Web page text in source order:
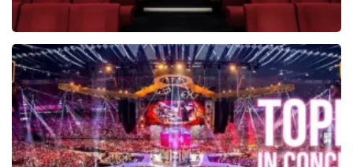
Soldaat van Oranje
6649+reviews
BEKIJKEN